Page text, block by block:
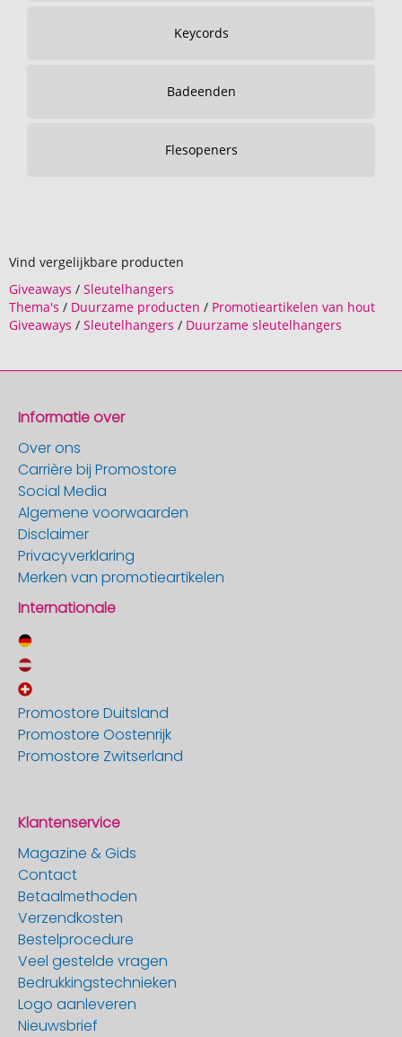
Keycords
Badeenden
Flesopeners
Vind vergelijkbare producten
Giveaways / Sleutelhangers
Thema's / Duurzame producten / Promotieartikelen van hout
Giveaways / Sleutelhangers / Duurzame sleutelhangers
Informatie over
Over ons
Carrière bij Promostore
Social Media
Algemene voorwaarden
Disclaimer
Privacyverklaring
Merken van promotieartikelen
Internationale
Promostore Duitsland
Promostore Oostenrijk
Promostore Zwitserland
Klantenservice
Magazine & Gids
Contact
Betaalmethoden
Verzendkosten
Bestelprocedure
Veel gestelde vragen
Bedrukkingstechnieken
Logo aanleveren
Nieuwsbrief